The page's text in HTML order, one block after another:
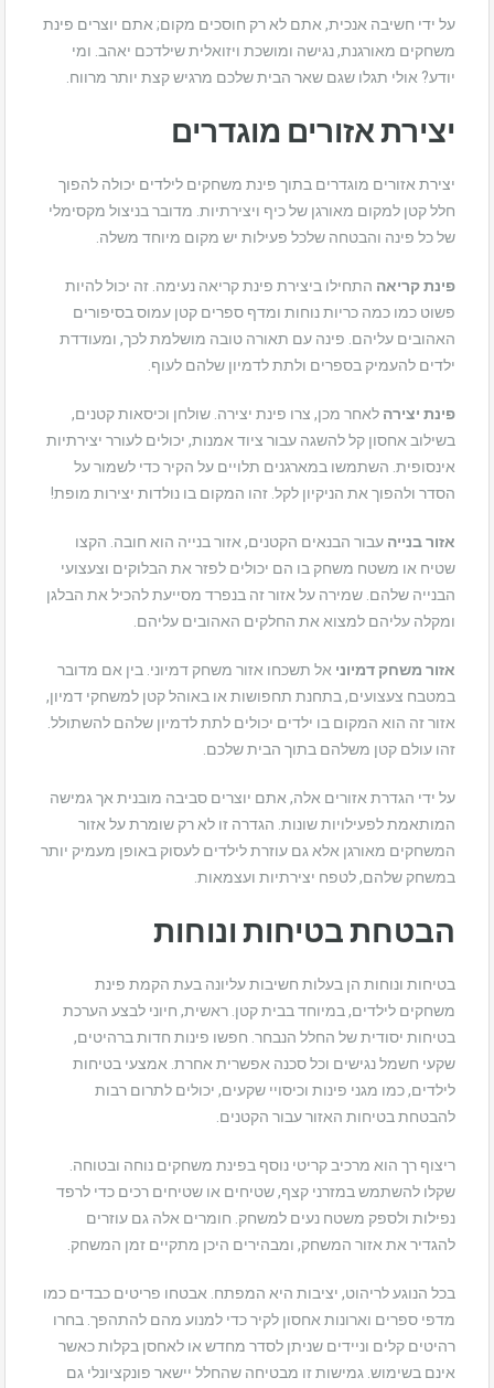
על ידי חשיבה אנכית, אתם לא רק חוסכים מקום; אתם יוצרים פינת
משחקים מאורגנת, נגישה ומושכת ויזואלית שילדכם יאהב. ומי
יודע? אולי תגלו שגם שאר הבית שלכם מרגיש קצת יותר מרווח.
יצירת אזורים מוגדרים
יצירת אזורים מוגדרים בתוך פינת משחקים לילדים יכולה להפוך
חלל קטן למקום מאורגן של כיף ויצירתיות. מדובר בניצול מקסימלי
של כל פינה והבטחה שלכל פעילות יש מקום מיוחד משלה.
פינת קריאה התחילו ביצירת פינת קריאה נעימה. זה יכול להיות
פשוט כמו כמה כריות נוחות ומדף ספרים קטן עמוס בסיפורים
האהובים עליהם. פינה עם תאורה טובה מושלמת לכך, ומעודדת
ילדים להעמיק בספרים ולתת לדמיון שלהם לעוף.
פינת יצירה לאחר מכן, צרו פינת יצירה. שולחן וכיסאות קטנים,
בשילוב אחסון קל להשגה עבור ציוד אמנות, יכולים לעורר יצירתיות
אינסופית. השתמשו במארגנים תלויים על הקיר כדי לשמור על
הסדר ולהפוך את הניקיון לקל. זהו המקום בו נולדות יצירות מופת!
אזור בנייה עבור הבנאים הקטנים, אזור בנייה הוא חובה. הקצו
שטיח או משטח משחק בו הם יכולים לפזר את הבלוקים וצעצועי
הבנייה שלהם. שמירה על אזור זה בנפרד מסייעת להכיל את הבלגן
ומקלה עליהם למצוא את החלקים האהובים עליהם.
אזור משחק דמיוני אל תשכחו אזור משחק דמיוני. בין אם מדובר
במטבח צעצועים, בתחנת תחפושות או באוהל קטן למשחקי דמיון,
אזור זה הוא המקום בו ילדים יכולים לתת לדמיון שלהם להשתולל.
זהו עולם קטן משלהם בתוך הבית שלכם.
על ידי הגדרת אזורים אלה, אתם יוצרים סביבה מובנית אך גמישה
המותאמת לפעילויות שונות. הגדרה זו לא רק שומרת על אזור
המשחקים מאורגן אלא גם עוזרת לילדים לעסוק באופן מעמיק יותר
במשחק שלהם, לטפח יצירתיות ועצמאות.
הבטחת בטיחות ונוחות
בטיחות ונוחות הן בעלות חשיבות עליונה בעת הקמת פינת
משחקים לילדים, במיוחד בבית קטן. ראשית, חיוני לבצע הערכת
בטיחות יסודית של החלל הנבחר. חפשו פינות חדות ברהיטים,
שקעי חשמל נגישים וכל סכנה אפשרית אחרת. אמצעי בטיחות
לילדים, כמו מגני פינות וכיסויי שקעים, יכולים לתרום רבות
להבטחת בטיחות האזור עבור הקטנים.
ריצוף רך הוא מרכיב קריטי נוסף בפינת משחקים נוחה ובטוחה.
שקלו להשתמש במזרני קצף, שטיחים או שטיחים רכים כדי לרפד
נפילות ולספק משטח נעים למשחק. חומרים אלה גם עוזרים
להגדיר את אזור המשחק, ומבהירים היכן מתקיים זמן המשחק.
בכל הנוגע לריהוט, יציבות היא המפתח. אבטחו פריטים כבדים כמו
מדפי ספרים וארונות אחסון לקיר כדי למנוע מהם להתהפך. בחרו
רהיטים קלים וניידים שניתן לסדר מחדש או לאחסן בקלות כאשר
אינם בשימוש. גמישות זו מבטיחה שהחלל יישאר פונקציונלי גם